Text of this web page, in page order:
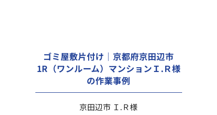
ゴミ屋敷片付け｜京都府京田辺市
1R（ワンルーム）マンションＩ.Ｒ様
の作業事例
京田辺市 Ｉ.Ｒ様